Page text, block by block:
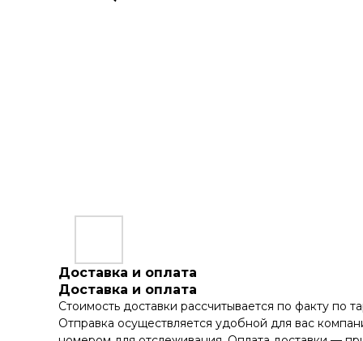
Доставка и оплата
Доставка и оплата
Стоимость доставки рассчитывается по факту по
Отправка осуществляется удобной для вас